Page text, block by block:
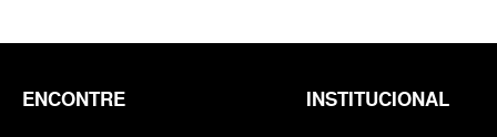
ENCONTRE INSTITUCIONAL